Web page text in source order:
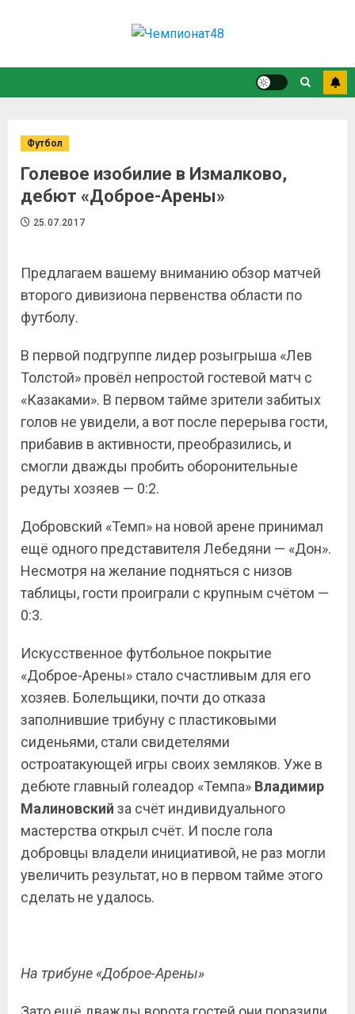
Футбол
Голевое изобилие в Измалково,
дебют «Доброе-Арены»
25.07.2017
Предлагаем вашему вниманию обзор матчей
второго дивизиона первенства области по
футболу.
В первой подгруппе лидер розыгрыша «Лев
Толстой» провёл непростой гостевой матч с
«Казаками». В первом тайме зрители забитых
голов не увидели, а вот после перерыва гости,
прибавив в активности, преобразились, и
смогли дважды пробить оборонительные
редуты хозяев — 0:2.
Добровский «Темп» на новой арене принимал
ещё одного представителя Лебедяни — «Дон».
Несмотря на желание подняться с низов
таблицы, гости проиграли с крупным счётом —
0:3.
Искусственное футбольное покрытие
«Доброе-Арены» стало счастливым для его
хозяев. Болельщики, почти до отказа
заполнившие трибуну с пластиковыми
сиденьями, стали свидетелями
остроатакующей игры своих земляков. Уже в
дебюте главный голеадор «Темпа» Владимир
Малиновский за счёт индивидуального
мастерства открыл счёт. И после гола
добровцы владели инициативой, не раз могли
увеличить результат, но в первом тайме этого
сделать не удалось.
На трибуне «Доброе-Арены»